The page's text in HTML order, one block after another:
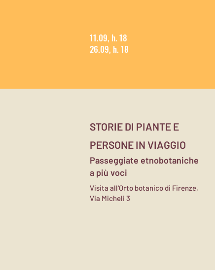
11.09, h. 18
26.09, h. 18
STORIE DI PIANTE E
PERSONE IN VIAGGIO
Passeggiate etnobotaniche
a più voci
Visita all'Orto botanico di Firenze,
Via Micheli 3